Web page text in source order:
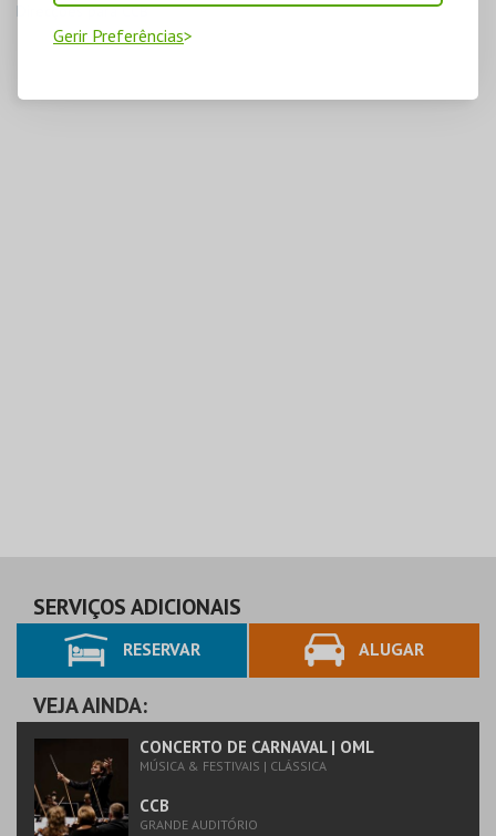
Gerir Preferências
Direcções para CCB
SERVIÇOS ADICIONAIS
RESERVAR ALUGAR
VEJA AINDA:
CONCERTO DE CARNAVAL | OML
MÚSICA & FESTIVAIS | CLÁSSICA
CCB
GRANDE AUDITÓRIO